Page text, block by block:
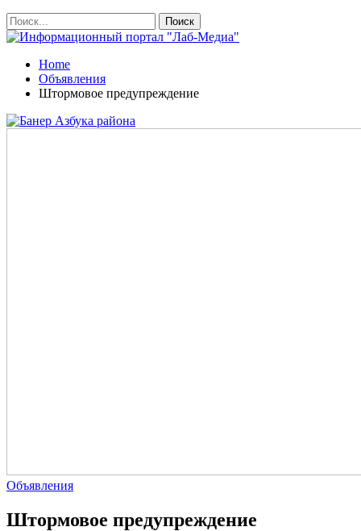
Home
Объявления
Штормовое предупреждение
Объявления
Штормовое предупреждение